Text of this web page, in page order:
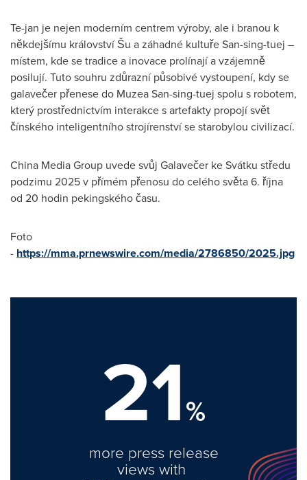
Te-jan je nejen moderním centrem výroby, ale i branou k
někdejšímu království Šu a záhadné kultuře San-sing-tuej –
místem, kde se tradice a inovace prolínají a vzájemně
posilují. Tuto souhru zdůrazní působivé vystoupení, kdy se
galavečer přenese do Muzea San-sing-tuej spolu s robotem,
který prostřednictvím interakce s artefakty propojí svět
čínského inteligentního strojírenství se starobylou civilizací.
China Media Group uvede svůj Galavečer ke Svátku středu
podzimu 2025 v přímém přenosu do celého světa 6. října
od 20 hodin pekingského času.
Foto
- https://mma.prnewswire.com/media/2786850/2025.jpg
21%
more press release
views with